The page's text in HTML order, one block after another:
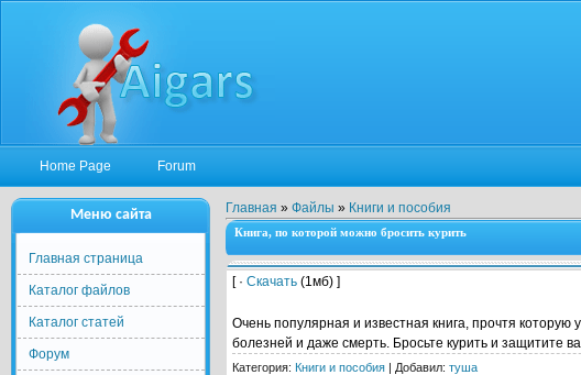
Home Page Forum
Главная » Файлы » Книги и пособия
Книга, по которой можно бросить курить
[ · Скачать (1мб) ]
Очень популярная и известная книга, прочтя
болезней и даже смерть. Бросьте курить и защитите
Категория: Книги и пособия | Добавил: туша
Меню сайта
Главная страница
Каталог файлов
Каталог статей
Форум